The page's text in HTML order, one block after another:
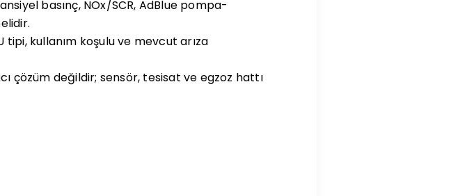
basınç, NOx/SCR, AdBlue pompa-
tipi, kullanım koşulu ve mevcut arıza
çözüm değildir; sensör, tesisat ve egzoz hattı